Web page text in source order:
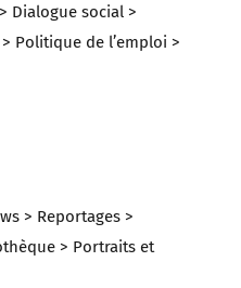
> Dialogue social >
> Politique de l’emploi >
> Reportages >
> Portraits et